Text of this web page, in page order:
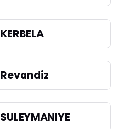
KERBELA
Revandiz
SULEYMANIYE